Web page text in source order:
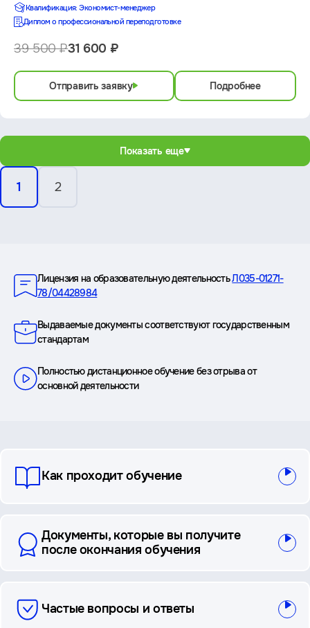
Квалификация: Экономист-менеджер
Диплом о профессиональной переподготовке
39 500 ₽31 600 ₽
Отправить заявку Подробнее
Показать еще
1 2
Лицензия на образовательную деятельностьЛ035-01271-
78/04428984
Выдаваемые документы соответствуют государственным
стандартам
Полностью дистанционное обучение без отрыва от
основной деятельности
вопросы
Как проходит обучение
Документы, которые вы получите
после окончания обучения
Частые вопросы и ответы